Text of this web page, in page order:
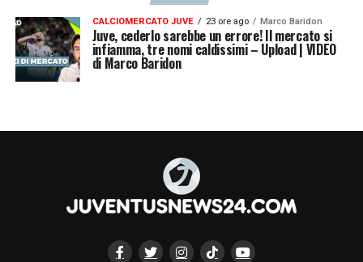
CALCIOMERCATO JUVE 23 ore ago Marco Baridon
Juve, cederlo sarebbe un errore! Il mercato si
infiamma, tre nomi caldissimi – Upload | VIDEO
di Marco Baridon